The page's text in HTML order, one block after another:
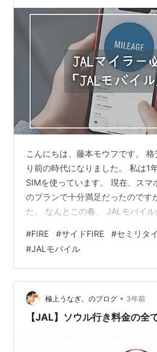
こんにちは、藤本モウフです。
り前の時代になりました。 私は1
SIMを使っています。 現在、スマ
のプランで十分満足だったのです
た。 なんとこの春、 JALモバイ
JALモバイル音声SIMプラン（
イルと日本通信SIMの比較 JALモ
SIM1GB（最安プラン） JALモバ
SIM10GB（個人的おすすめプラ
貯めていない人には... J…
#FIRE #サイドFIRE #セミリタ
#JALモバイル
極上うなぎ。のブログ • 3年前
【JAL】ソウル行き料金の全